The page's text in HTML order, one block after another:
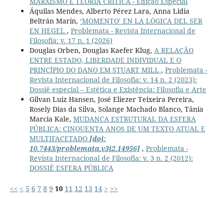
Áquilas Mendes, Alberto Pérez Lara, Anna Lidia
Beltrán Marín, ‘MOMENTO’ EN LA LÓGICA DEL SER
EN HEGEL , Problemata - Revista Internacional de
Filosofia: v. 17 n. 1 (2026)
Douglas Orben, Douglas Kaefer Klug, A RELAÇÃO
ENTRE ESTADO, LIBERDADE INDIVIDUAL E O
PRINCÍPIO DO DANO EM STUART MILL , Problemata -
Revista Internacional de Filosofia: v. 14 n. 2 (2023):
Dossiê especial – Estética e Existência: Filosofia e Arte
Gilvan Luiz Hansen, José Eliezer Teixeira Pereira,
Rosely Dias da Silva, Solange Machado Blanco, Tânia
Marcia Kale, MUDANÇA ESTRUTURAL DA ESFERA
PÚBLICA: CINQUENTA ANOS DE UM TEXTO ATUAL E
MULTIFACETADO [doi:
10.7443/problemata.v3i2.14956], Problemata -
Revista Internacional de Filosofia: v. 3 n. 2 (2012):
DOSSIÊ ESFERA PÚBLICA
<< < 5 6 7 8 9 10 11 12 13 14 > >>